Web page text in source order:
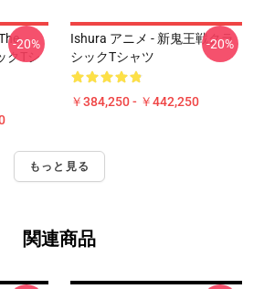
クTシ
-20%
Ishura アニメ - 新鬼王戦クラ
シックTシャツ
￥384,250 - ￥442,250
-20%
もっと見る
関連商品